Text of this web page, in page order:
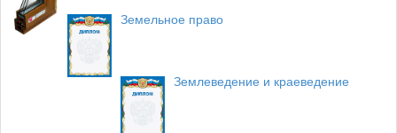
Земельное право
Землеведение и краеведение